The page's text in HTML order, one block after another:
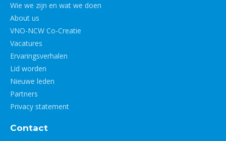
Wie we zijn en wat we doen
About us
VNO-NCW Co-Creatie
Vacatures
Ervaringsverhalen
Lid worden
Nieuwe leden
Partners
Privacy statement
Contact